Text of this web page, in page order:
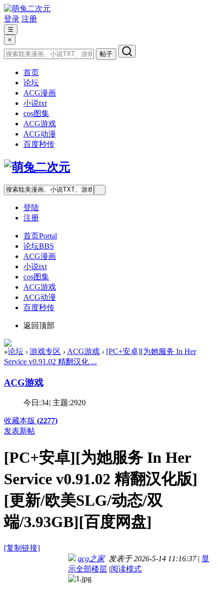
登录 注册
☰
×
帖子
首页
论坛
ACG漫画
小说txt
cos图集
ACG游戏
ACG动漫
百度秒传
登陆
注册
首页Portal
论坛BBS
ACG漫画
小说txt
cos图集
ACG游戏
ACG动漫
百度秒传
返回顶部
»论坛 › 游戏专区 › ACG游戏 › [PC+安卓][为她服务 In Her
Service v0.91.02 精翻汉化 ...
ACG游戏
今日:34| 主题:2920
收藏本版 (2277)
发表新帖
[PC+安卓][为她服务 In Her
Service v0.91.02 精翻汉化版]
[更新/欧美SLG/动态/双
端/3.93GB][百度网盘]
[复制链接]
acg之家发表于 2026-5-14 11:16:37 | 显
示全部楼层 |阅读模式